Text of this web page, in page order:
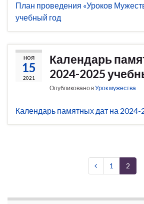
План проведения «Уроков
учебный год
НОЯ
15
2021
Календарь
2024-2025
Опубликовано вУрок мужества
Календарь памятных дат на 2024-
1 2